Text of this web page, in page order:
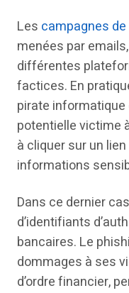
Les campagnes
menées par
différentes
factices. En
pirate informatique
potentielle victime
à cliquer sur un
informations
Dans ce dernier
d’identifiants
bancaires. Le
dommages à ses
d’ordre financier,